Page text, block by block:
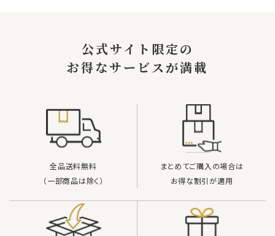
公式サイト限定の
お得なサービスが満載
全品送料無料
（一部商品は除く）
まとめてご購入の場合は
お得な割引が適用